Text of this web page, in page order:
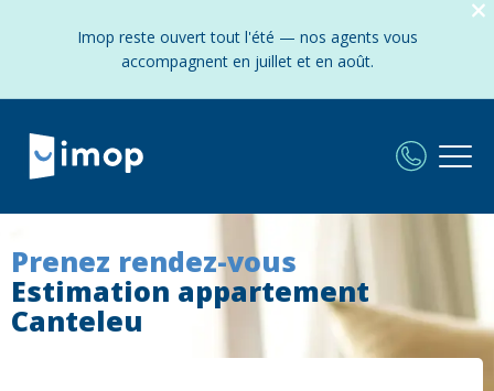
Imop reste ouvert tout l'été — nos agents vous
accompagnent en juillet et en août.
Prenez rendez-vous
Estimation appartement
Canteleu